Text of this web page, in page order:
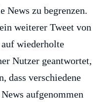
News zu begrenzen.
weiterer Tweet von
wiederholte
Nutzer geantwortet,
dass verschiedene
aufgenommen